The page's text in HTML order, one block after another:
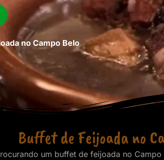
no Campo Belo
Buffet de Feijoada no
um buffet de feijoada no